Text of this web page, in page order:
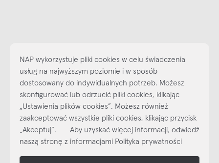
Najlepsze inspiracje i promocje na wyciągnięcie ręki, zapisz się już
dzisiaj do naszego cyklicznego newslettera!
SubskrybujNEWSLETTER
NAP wykorzystuje pliki cookies w celu świadczenia
usług na najwyższym poziomie i w sposób
dostosowany do indywidualnych potrzeb. Możesz
skonfigurować lub odrzucić pliki cookies, klikając
„Ustawienia plików cookies”. Możesz również
zaakceptować wszystkie pliki cookies, klikając przycisk
„Akceptuj”. Aby uzyskać więcej informacji, odwiedź
naszą stronę z informacjami Polityka prywatności